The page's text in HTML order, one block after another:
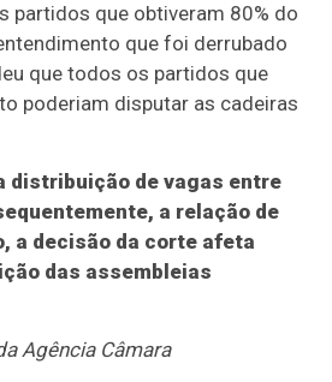
partidos que obtiveram 80% do
que foi derrubado
que todos os partidos que
poderiam disputar as cadeiras
distribuição de vagas entre
a relação de
a decisão da corte afeta
das assembleias
Agência Câmara